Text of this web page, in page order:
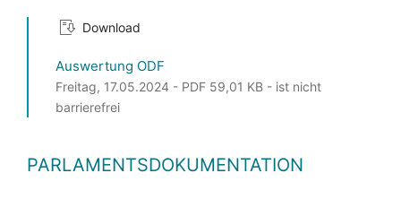
Download
Auswertung ODF
Freitag, 17.05.2024 - PDF 59,01 KB - ist nicht
barrierefrei
PARLAMENTSDOKUMENTATION